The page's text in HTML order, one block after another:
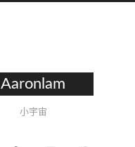
Aaronlam
小宇宙